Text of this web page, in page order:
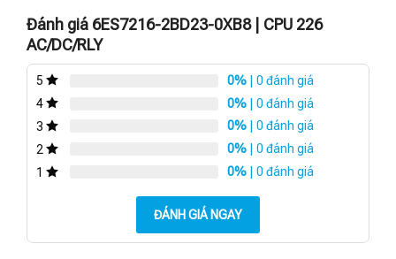
Đánh giá 6ES7216-2BD23-0XB8 | CPU 226
AC/DC/RLY
5 0% | 0 đánh giá
4
0% | 0 đánh giá
3
0% | 0 đánh giá
2
0% | 0 đánh giá
1
0% | 0 đánh giá
ĐÁNH GIÁ NGAY